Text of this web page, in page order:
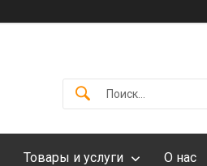
Товары и услуги О нас